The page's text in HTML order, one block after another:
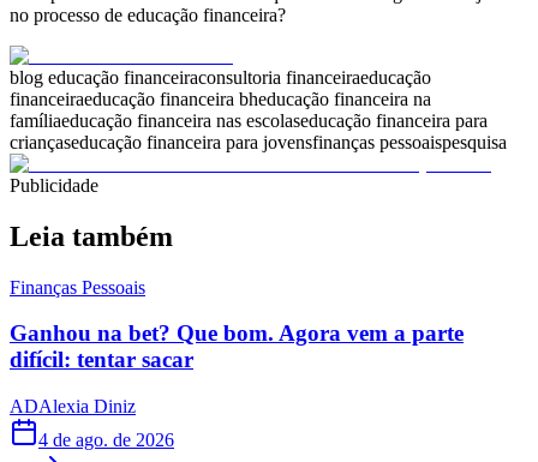
no processo de educação financeira?
blog educação financeiraconsultoria financeiraeducação
financeiraeducação financeira bheducação financeira na
famíliaeducação financeira nas escolaseducação financeira para
criançaseducação financeira para jovensfinanças pessoaispesquisa
Publicidade
Leia também
Finanças Pessoais
Ganhou na bet? Que bom. Agora vem a parte
difícil: tentar sacar
ADAlexia Diniz
4 de ago. de 2026